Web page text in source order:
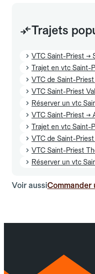
Trajets
VTC Saint-Priest →
Trajet en vtc Saint-
VTC de Saint-
VTC Saint-Priest
Réserver un vtc
VTC Saint-Priest →
Trajet en vtc Saint-
VTC de Saint-Priest
VTC Saint-Priest
Réserver un vtc
Voir aussiCommander